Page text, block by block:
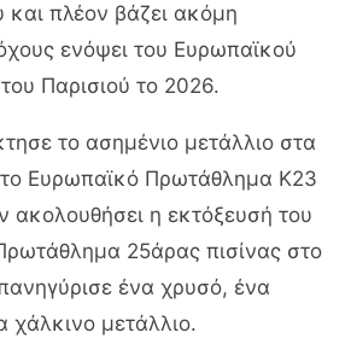
και πλέον βάζει ακόμη
ενόψει του Ευρωπαϊκού
Παρισιού το 2026.
το ασημένιο μετάλλιο στα
Ευρωπαϊκό Πρωτάθλημα Κ23
ακολουθήσει η εκτόξευσή του
25άρας πισίνας στο
ένα χρυσό, ένα
χάλκινο μετάλλιο.